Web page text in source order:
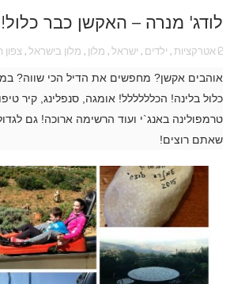
לודג' מנרה – האקשן כבר כלול!
אטרקציות, ילדים , ישראל, מלון , מלון בישראל,
אוהבים אקשן? מחפשים את הדיל הכי שווה?
כלול בלינה! הכלללללל! אומגה, סנפלינג, קיר
טרמפולינה באנג`י ועוד הרשימה ארוכה! גם
שאתם רוצים!